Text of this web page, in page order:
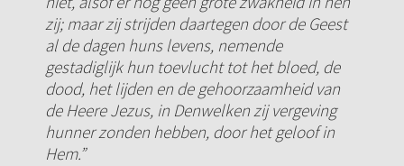
zij; maar zij strijden daartegen door de Geest
al de dagen huns levens, nemende
gestadiglijk hun toevlucht tot het bloed, de
dood, het lijden en de gehoorzaamheid van
de Heere Jezus, in Denwelken zij vergeving
hunner zonden hebben, door het geloof in
Hem.”